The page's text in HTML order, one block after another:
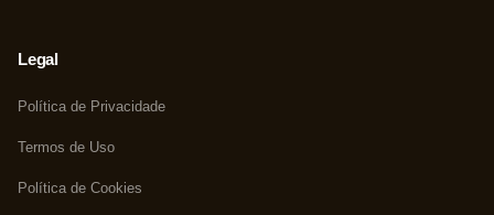
Legal
Política de Privacidade
Termos de Uso
Política de Cookies